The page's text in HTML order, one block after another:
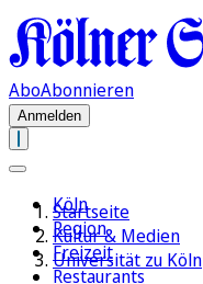
AboAbonnieren
Anmelden
Köln
Region
Freizeit
Restaurants
Startseite
Kultur & Medien
Universität zu Köln